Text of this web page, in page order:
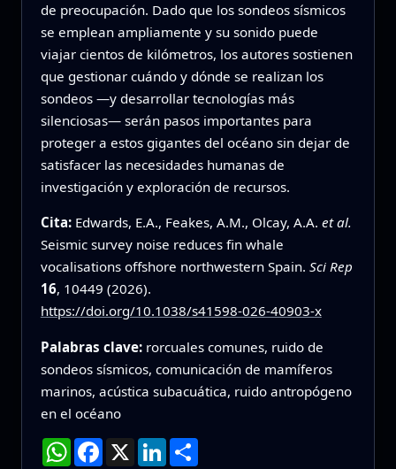
de preocupación. Dado que los sondeos sísmicos
se emplean ampliamente y su sonido puede
viajar cientos de kilómetros, los autores sostienen
que gestionar cuándo y dónde se realizan los
sondeos —y desarrollar tecnologías más
silenciosas— serán pasos importantes para
proteger a estos gigantes del océano sin dejar de
satisfacer las necesidades humanas de
investigación y exploración de recursos.
Cita: Edwards, E.A., Feakes, A.M., Olcay, A.A. et al.
Seismic survey noise reduces fin whale
vocalisations offshore northwestern Spain. Sci Rep
16, 10449 (2026).
https://doi.org/10.1038/s41598-026-40903-x
Palabras clave: rorcuales comunes, ruido de
sondeos sísmicos, comunicación de mamíferos
marinos, acústica subacuática, ruido antropógeno
en el océano
WhatsApp
Facebook
X LinkedInCompartir